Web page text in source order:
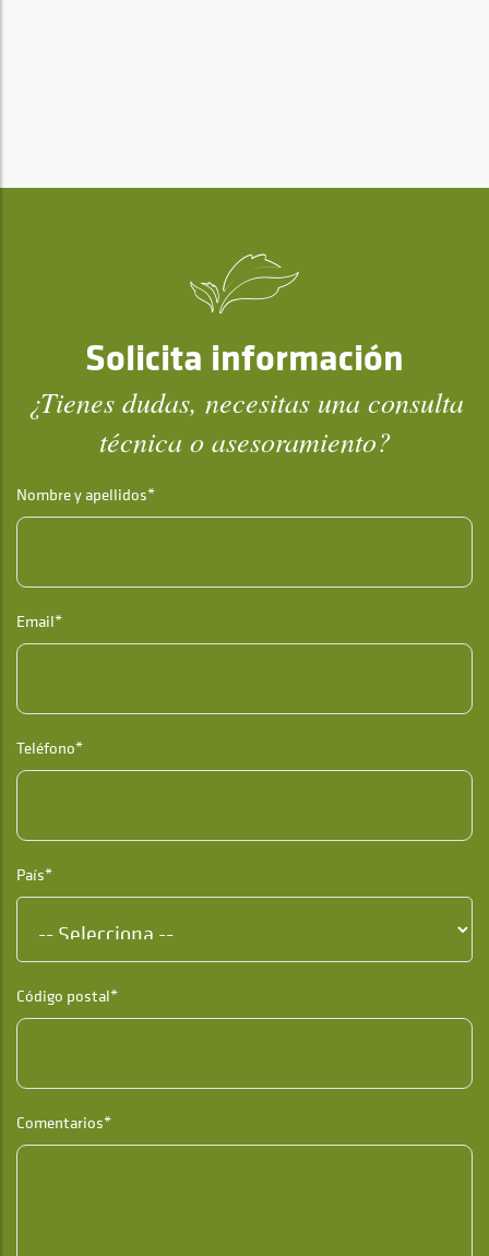
Solicita información
¿Tienes dudas, necesitas una consulta
técnica o asesoramiento?
Nombre y apellidos*
Email*
Teléfono*
País*
Código postal*
Comentarios*